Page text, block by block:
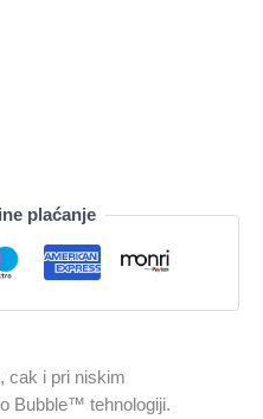
plaćanje
cak i pri niskim
Bubble™ tehnologiji.